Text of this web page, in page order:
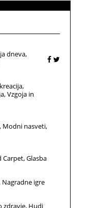
dneva
Vzgoja in
Modni nasveti
Carpet Glasba
Nagradne igre
zdravje Hudi